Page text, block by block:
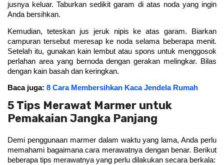
jusnya keluar. Taburkan sedikit garam di atas noda yang ingin
Anda bersihkan.
Kemudian, teteskan jus jeruk nipis ke atas garam. Biarkan
campuran tersebut meresap ke noda selama beberapa menit.
Setelah itu, gunakan kain lembut atau spons untuk menggosok
perlahan area yang bernoda dengan gerakan melingkar. Bilas
dengan kain basah dan keringkan.
Baca juga: 8 Cara Membersihkan Kaca Jendela Rumah
5 Tips Merawat Marmer untuk
Pemakaian Jangka Panjang
Demi penggunaan marmer dalam waktu yang lama, Anda perlu
memahami bagaimana cara merawatnya dengan benar. Berikut
beberapa tips merawatnya yang perlu dilakukan secara berkala: